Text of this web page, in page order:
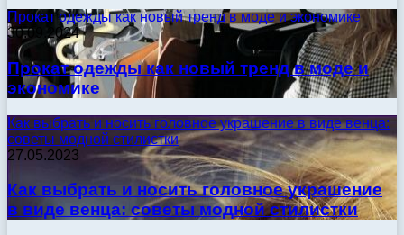
Прокат одежды как новый тренд в моде и экономике
30.09.2024
Прокат одежды как новый тренд в моде и
экономике
Как выбрать и носить головное украшение в виде венца:
советы модной стилистки
27.05.2023
Как выбрать и носить головное украшение
в виде венца: советы модной стилистки